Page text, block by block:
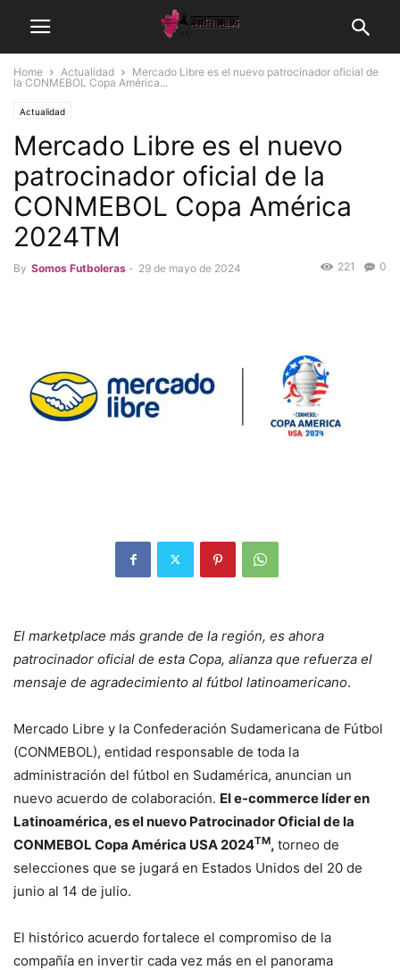
Home Actualidad
Mercado Libre es el nuevo patrocinador oficial de
la CONMEBOL Copa América...
Actualidad
Mercado Libre es el nuevo
patrocinador oficial de la
CONMEBOL Copa América
2024TM
By Somos Futboleras - 29 de mayo de 2024 0
221
El marketplace más grande de la región, es ahora
patrocinador oficial de esta Copa, alianza que refuerza el
mensaje de agradecimiento al fútbol latinoamericano.
Mercado Libre y la Confederación Sudamericana de Fútbol
(CONMEBOL), entidad responsable de toda la
administración del fútbol en Sudamérica, anuncian un
nuevo acuerdo de colaboración. El e-commerce líder en
Latinoamérica, es el nuevo Patrocinador Oficial de la
CONMEBOL Copa América USA 2024TM, torneo de
selecciones que se jugará en Estados Unidos del 20 de
junio al 14 de julio.
El histórico acuerdo fortalece el compromiso de la
compañía en invertir cada vez más en el panorama